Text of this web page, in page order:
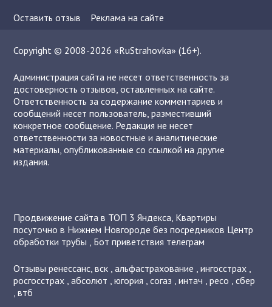
Оставить отзыв
Реклама на сайте
Copyright © 2008-2026 «RuStrahovka» (16+).
Администрация сайта не несет ответственность за
достоверность отзывов, оставленных на сайте.
Ответственность за содержание комментариев и
сообщений несет пользователь, разместивший
конкретное сообщение. Редакция не несет
ответственности за новостные и аналитические
материалы, опубликованные со ссылкой на другие
издания.
Продвижение сайта в ТОП 3 Яндекса, Квартиры
посуточно в Нижнем Новгороде без посредников Центр
обработки трубы , Бот приветствия телеграм
Отзывыренессанс,вск ,альфастрахование ,ингосстрах ,
росгосстрах ,абсолют ,югория ,согаз ,интач ,ресо ,сбер
,втб